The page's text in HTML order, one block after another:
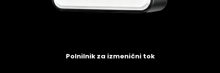
Polnilnik za izmenični tok